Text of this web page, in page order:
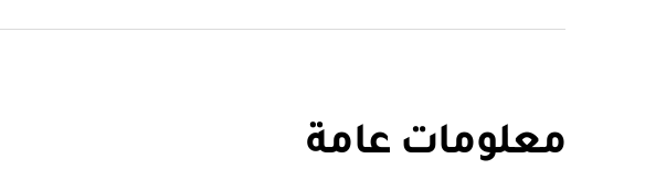
معلومات عامة